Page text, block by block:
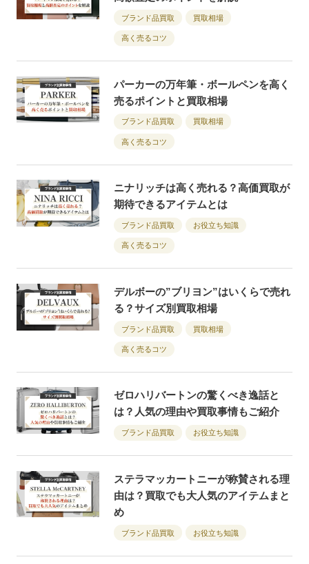
ブランド品買取 買取相場
高く売るコツ
パーカーの万年筆・ボールペンを高く
売るポイントと買取相場
ブランド品買取 買取相場
高く売るコツ
ニナリッチは高く売れる？高価買取が
期待できるアイテムとは
ブランド品買取 お役立ち知識
高く売るコツ
デルボーの”ブリヨン”はいくらで売れ
る？サイズ別買取相場
ブランド品買取 買取相場
高く売るコツ
ゼロハリバートンの驚くべき逸話と
は？人気の理由や買取事情もご紹介
ブランド品買取 お役立ち知識
ステラマッカートニーが称賛される理
由は？買取でも大人気のアイテムまと
め
ブランド品買取 お役立ち知識